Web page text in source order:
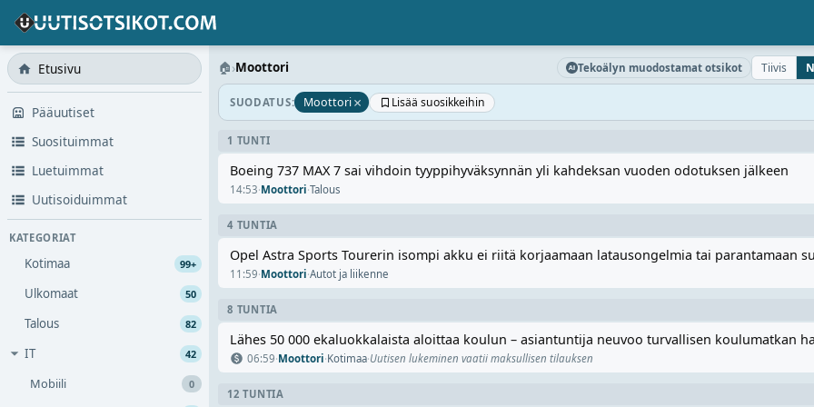
Etusivu
Pääuutiset
Suosituimmat
Luetuimmat
Uutisoiduimmat
KATEGORIAT
Kotimaa 99+
Ulkomaat 50
Talous 82
IT 42
Mobiili 0
🏠›Moottori Tekoälyn muodostamat otsikot Tiivis
SUODATUS: Moottori× Lisää suosikkeihin
1 TUNTI
Boeing 737 MAX 7 sai vihdoin tyyppihyväksynnän yli kahdeksan vuoden odotuksen jälkeen
14:53·Moottori·Talous
4 TUNTIA
Opel Astra Sports Tourerin isompi akku ei riitä korjaamaan latausongelmia tai parantamaan
11:59·Moottori·Autot ja liikenne
8 TUNTIA
Lähes 50 000 ekaluokkalaista aloittaa koulun – asiantuntija neuvoo turvallisen koulumatkan
06:59·Moottori·Kotimaa·Uutisen lukeminen vaatii maksullisen tilauksen
12 TUNTIA